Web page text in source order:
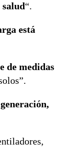
salud“.
está
de medidas